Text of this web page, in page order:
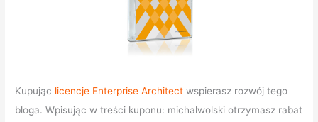
Kupując licencje Enterprise Architect wspierasz rozwój tego
bloga. Wpisując w treści kuponu: michalwolski otrzymasz rabat